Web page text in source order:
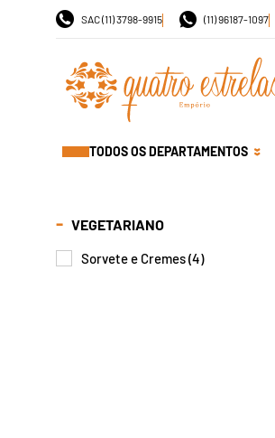
SAC (11) 3798-9915 (11) 96187-1097
TODOS OS DEPARTAMENTOS
VEGETARIANO
Sorvete e Cremes (4)